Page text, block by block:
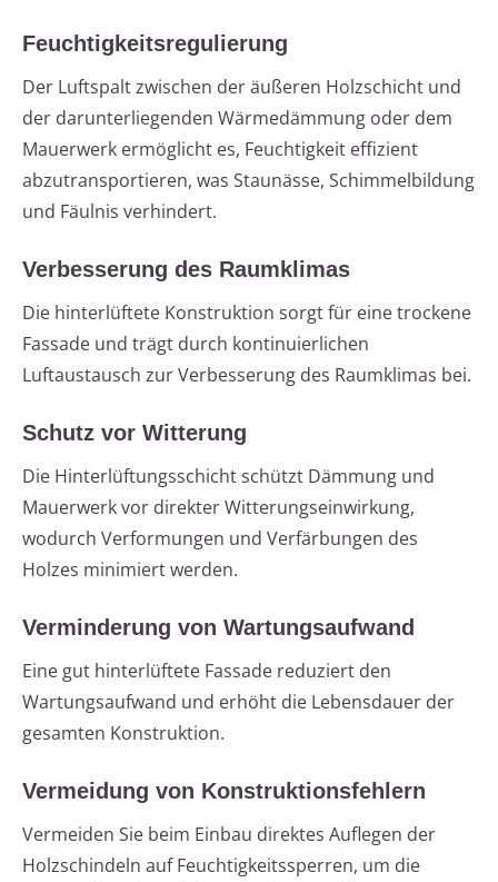
Feuchtigkeitsregulierung
Der Luftspalt zwischen der äußeren Holzschicht und
der darunterliegenden Wärmedämmung oder dem
Mauerwerk ermöglicht es, Feuchtigkeit effizient
abzutransportieren, was Staunässe, Schimmelbildung
und Fäulnis verhindert.
Verbesserung des Raumklimas
Die hinterlüftete Konstruktion sorgt für eine trockene
Fassade und trägt durch kontinuierlichen
Luftaustausch zur Verbesserung des Raumklimas bei.
Schutz vor Witterung
Die Hinterlüftungsschicht schützt Dämmung und
Mauerwerk vor direkter Witterungseinwirkung,
wodurch Verformungen und Verfärbungen des
Holzes minimiert werden.
Verminderung von Wartungsaufwand
Eine gut hinterlüftete Fassade reduziert den
Wartungsaufwand und erhöht die Lebensdauer der
gesamten Konstruktion.
Vermeidung von Konstruktionsfehlern
Vermeiden Sie beim Einbau direktes Auflegen der
Holzschindeln auf Feuchtigkeitssperren, um die